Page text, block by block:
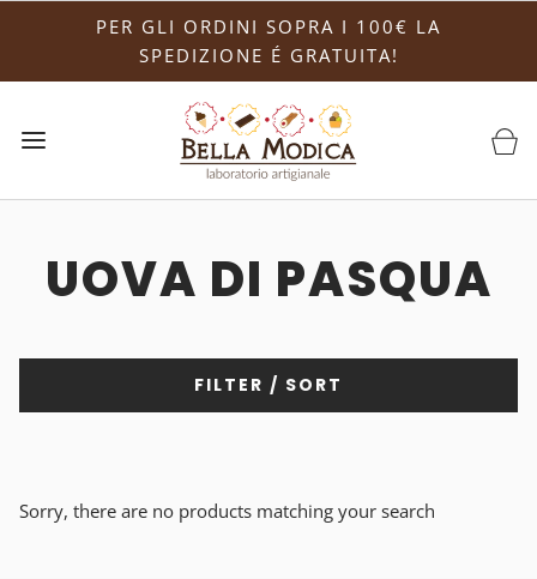
PER GLI ORDINI SOPRA I 100€ LA
SPEDIZIONE É GRATUITA!
UOVA DI PASQUA
FILTER / SORT
Sorry, there are no products matching your search